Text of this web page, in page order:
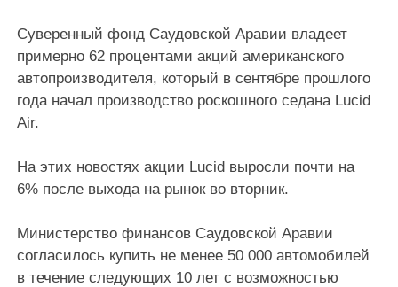
Суверенный фонд Саудовской Аравии владеет
примерно 62 процентами акций американского
автопроизводителя, который в сентябре прошлого
года начал производство роскошного седана Lucid
Air.
На этих новостях акции Lucid выросли почти на
6% после выхода на рынок во вторник.
Министерство финансов Саудовской Аравии
согласилось купить не менее 50 000 автомобилей
в течение следующих 10 лет с возможностью